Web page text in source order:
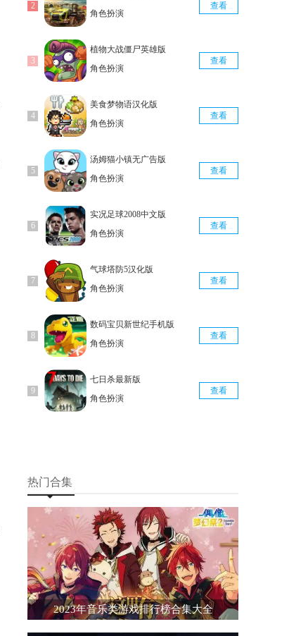
角色扮演
查看
植物大战僵尸英雄版
角色扮演
查看
美食梦物语汉化版
角色扮演
查看
汤姆猫小镇无广告版
角色扮演
查看
实况足球2008中文版
角色扮演
查看
气球塔防5汉化版
角色扮演
查看
数码宝贝新世纪手机版
角色扮演
查看
七日杀最新版
角色扮演
查看
热门合集
2023年音乐类游戏排行榜合集大全